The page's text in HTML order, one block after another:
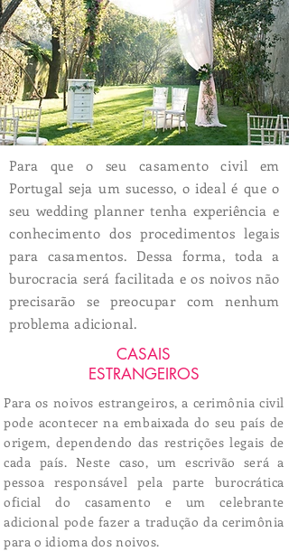
Para que o seu casamento civil em
Portugal seja um sucesso, o ideal é que o
seu wedding planner tenha experiência e
conhecimento dos procedimentos legais
para casamentos. Dessa forma, toda a
burocracia será facilitada e os noivos não
precisarão se preocupar com nenhum
problema adicional.
CASAIS
ESTRANGEIROS
Para os noivos estrangeiros, a cerimônia civil
pode acontecer na embaixada do seu país de
origem, dependendo das restrições legais de
cada país. Neste caso, um escrivão será a
pessoa responsável pela parte burocrática
oficial do casamento e um celebrante
adicional pode fazer a tradução da cerimônia
para o idioma dos noivos.